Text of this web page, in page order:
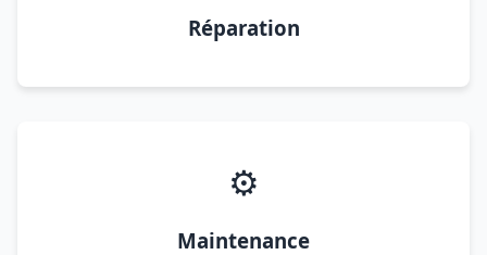
Réparation
⚙️
Maintenance